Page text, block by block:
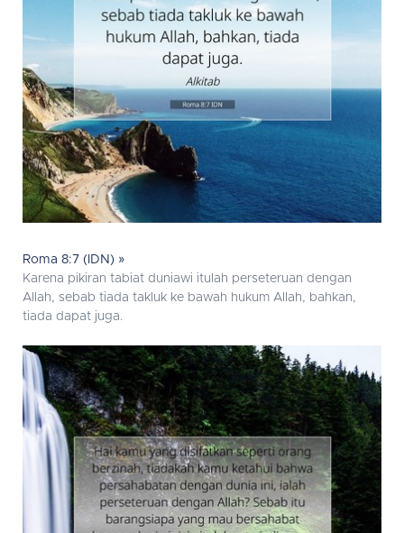
Roma 8:7 (IDN) »
Karena pikiran tabiat duniawi itulah perseteruan dengan
Allah, sebab tiada takluk ke bawah hukum Allah, bahkan,
tiada dapat juga.